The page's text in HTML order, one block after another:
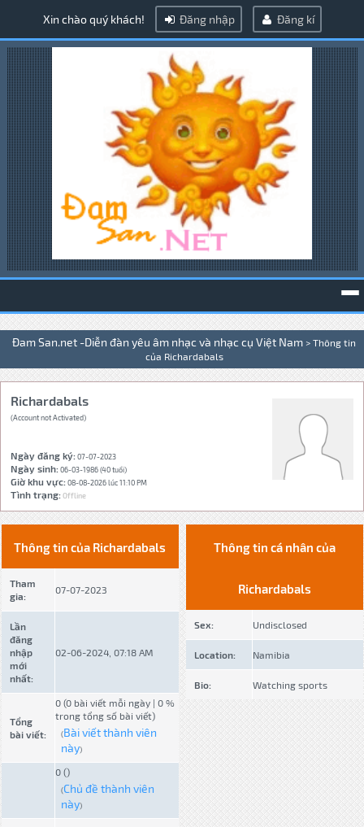
Xin chào quý khách! Đăng nhập Đăng kí
Đam San.net -Diễn đàn yêu âm nhạc và nhạc cụ Việt Nam > Thông tin
của Richardabals
Richardabals
(Account not Activated)
Ngày đăng ký:07-07-2023
Ngày sinh:06-03-1986 (40 tuổi)
Giờ khu vực:08-08-2026 lúc 11:10 PM
Tình trạng:Offline
Thông tin của Richardabals
Tham
gia:
07-07-2023
Lần
đăng
nhập
mới
nhất:
02-06-2024, 07:18 AM
Tổng
bài viết:
0 (0 bài viết mỗi ngày | 0 %
trong tổng số bài viết)
(Bài viết thành viên
này)
0 ()
(Chủ đề thành viên
này)
Thông tin cá nhân của
Richardabals
Sex: Undisclosed
Location: Namibia
Bio: Watching sports